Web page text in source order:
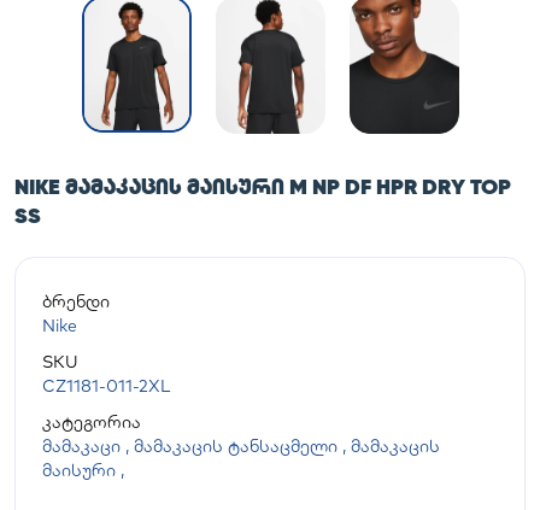
NIKE ᲛᲐᲛᲐᲙᲐᲪᲘᲡ ᲛᲐᲘᲡᲣᲠᲘ M NP DF HPR DRY TOP
SS
ბრენდი
Nike
SKU
CZ1181-011-2XL
კატეგორია
მამაკაცი , მამაკაცის ტანსაცმელი , მამაკაცის
მაისური ,